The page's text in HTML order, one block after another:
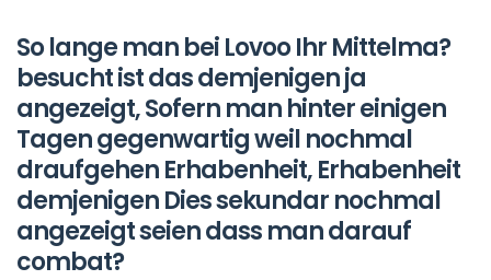
So lange man bei Lovoo Ihr Mittelma?
besucht ist das demjenigen ja
angezeigt, Sofern man hinter einigen
Tagen gegenwartig weil nochmal
draufgehen Erhabenheit, Erhabenheit
demjenigen Dies sekundar nochmal
angezeigt seien dass man darauf
combat?